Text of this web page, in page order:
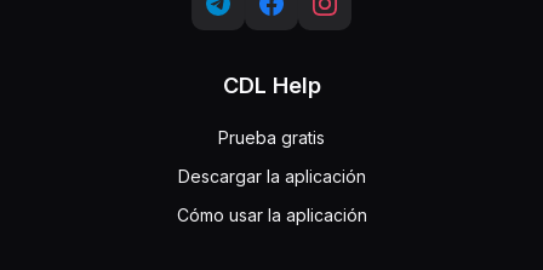
CDL Help
Prueba gratis
Descargar la aplicación
Cómo usar la aplicación